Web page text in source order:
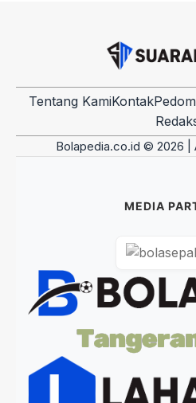
Tentang KamiKontak
Bolapedia.co.id © 2026 |
MEDIA